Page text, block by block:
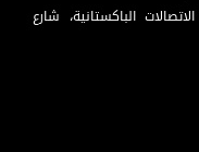
الباكستانية، شارع